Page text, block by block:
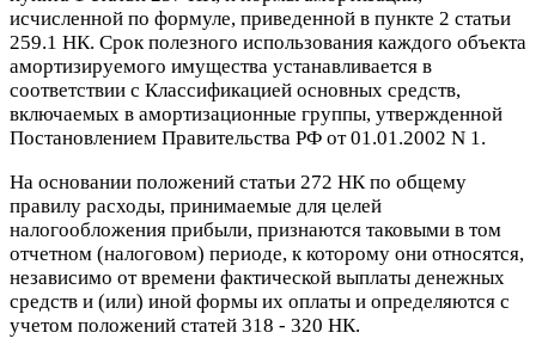
исчисленной по формуле, приведенной в пункте 2 статьи
259.1 НК. Срок полезного использования каждого объекта
амортизируемого имущества устанавливается в
соответствии с Классификацией основных средств,
включаемых в амортизационные группы, утвержденной
Постановлением Правительства РФ от 01.01.2002 N 1.
На основании положений статьи 272 НК по общему
правилу расходы, принимаемые для целей
налогообложения прибыли, признаются таковыми в том
отчетном (налоговом) периоде, к которому они относятся,
независимо от времени фактической выплаты денежных
средств и (или) иной формы их оплаты и определяются с
учетом положений статей 318 - 320 НК.